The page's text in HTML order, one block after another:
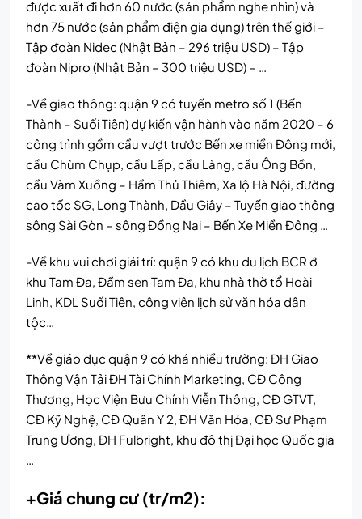
được xuất đi hơn 60 nước (sản phẩm nghe nhìn) và
hơn 75 nước (sản phẩm điện gia dụng) trên thế giới –
Tập đoàn Nidec (Nhật Bản – 296 triệu USD) – Tập
đoàn Nipro (Nhật Bản – 300 triệu USD) – …
-Về giao thông: quận 9 có tuyến metro số 1 (Bến
Thành – Suối Tiên) dự kiến vận hành vào năm 2020 – 6
công trình gồm cầu vượt trước Bến xe miền Đông mới,
cầu Chùm Chụp, cầu Lấp, cầu Làng, cầu Ông Bồn,
cầu Vàm Xuồng – Hầm Thủ Thiêm, Xa lộ Hà Nội, đường
cao tốc SG, Long Thành, Dầu Giây – Tuyến giao thông
sông Sài Gòn – sông Đồng Nai – Bến Xe Miền Đông …
-Về khu vui chơi giải trí: quận 9 có khu du lịch BCR ở
khu Tam Đa, Đầm sen Tam Đa, khu nhà thờ tổ Hoài
Linh, KDL Suối Tiên, công viên lịch sử văn hóa dân
tộc…
**Về giáo dục quận 9 có khá nhiều trường: ĐH Giao
Thông Vận Tải ĐH Tài Chính Marketing, CĐ Công
Thương, Học Viện Bưu Chính Viễn Thông, CĐ GTVT,
CĐ Kỹ Nghệ, CĐ Quân Y 2, ĐH Văn Hóa, CĐ Sư Phạm
Trung Ương, ĐH Fulbright, khu đô thị Đại học Quốc gia
…
+Giá chung cư (tr/m2):